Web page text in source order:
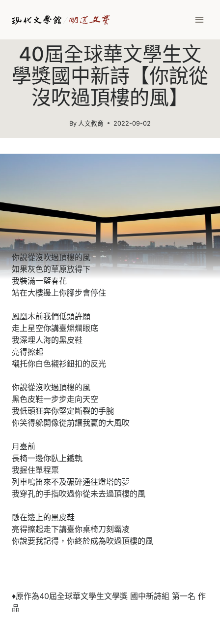
40屆全球華文學生文
學獎國中新詩【你說從
沒吹過頂樓的風】
By 人文教育 2022-09-02
你說從沒吹過頂樓的風
如果灰色的草原放得下
我裝滿一籃春花
站在大樓邊上你腳步會停住
鳳凰木前我們低頭許願
走上星空你講臺燦爛眼底
我深埋人海的黑皮鞋
亮得擦起
襯托你白色襯衫鈕扣的反光
你說從沒吹過頂樓的風
黑色皮鞋一步步走向天空
我低頭狂奔你堅定斷裂的手腕
你笑得躲開像從前讓我贏的大風吹
月臺前
長椅一邊你臥上鐵軌
我握住單程票
列車鳴笛來不及碾碎通往燈塔的夢
我穿孔的手指吹過你從未去過頂樓的風
懸在邊上的黑皮鞋
亮得擦起走下講臺你桌椅刀刻霸凌
你說要我記得，你終於成為吹過頂樓的風
♦原作為40屆全球華文學生文學獎 國中新詩組 第一名 作
品